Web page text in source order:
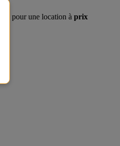
pour une location à prix